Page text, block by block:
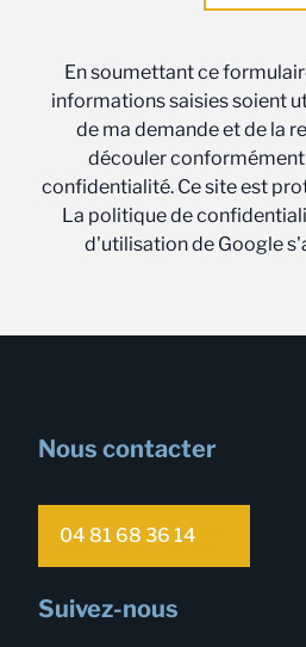
En soumettant ce
informations saisies soient
de ma demande et de la
découler conformément
confidentialité. Ce site est
La politique de
d'utilisation de Google
Nous contacter
04 81 68 36 14
Suivez-nous